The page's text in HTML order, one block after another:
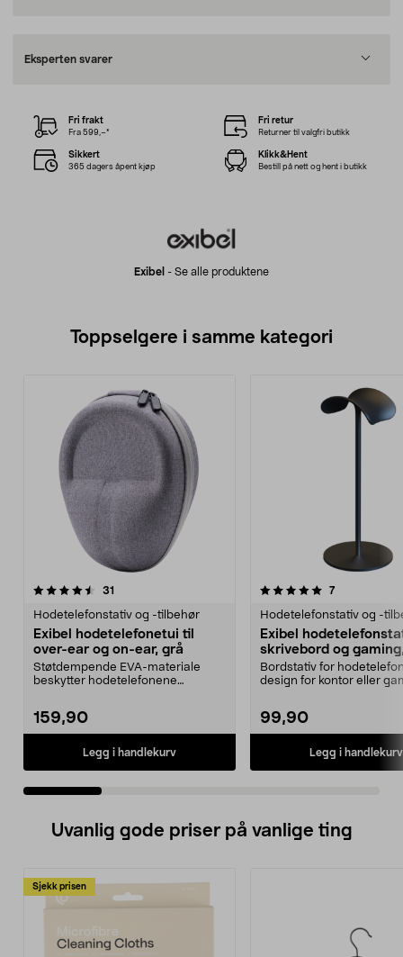
Eksperten svarer
Exibel - Se alle produktene
Fri frakt
Fra 599,–*
Fri retur
Returner til valgfri butikk
Sikkert
365 dagers åpent kjøp
Klikk&Hent
Bestill på nett og hent i butikk
Toppselgere i samme kategori
31
Hodetelefonstativ og -tilbehør
Exibel hodetelefonetui til
over-ear og on-ear, grå
Støtdempende EVA-materiale
beskytter hodetelefonene
159,90
Legg i handlekurv
5.0 av 5 stjerner 7anmeldelser
Hodetelefonstativ og -
Exibel
skrivebord og
Bordstativ for
design for kontor eller
99,90
Legg i handlekurv
4.0 av 5 stjerner
Uvanlig gode priser på vanlige ting
Sjekk prisen